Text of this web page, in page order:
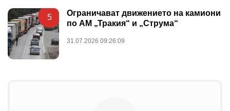
5
Ограничават движението на камиони
по АМ „Тракия“ и „Струма“
31.07.2026 09:26:09